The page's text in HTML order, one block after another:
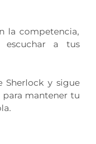
la competencia,
escuchar a tus
Sherlock y sigue
para mantener tu